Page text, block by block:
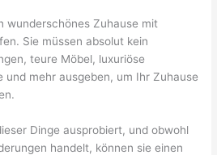
wunderschönes Zuhause mit
Sie müssen absolut kein
teure Möbel, luxuriöse
und mehr ausgeben, um Ihr Zuhause
Dinge ausprobiert, und obwohl
handelt, können sie einen